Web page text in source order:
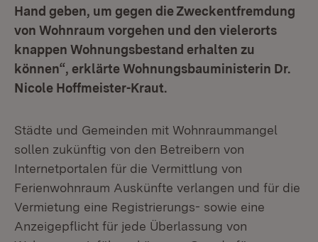
Hand geben, um gegen die Zweckentfremdung
von Wohnraum vorgehen und den vielerorts
knappen Wohnungsbestand erhalten zu
können“, erklärte Wohnungsbauministerin Dr.
Nicole Hoffmeister-Kraut.
Städte und Gemeinden mit Wohnraummangel
sollen zukünftig von den Betreibern von
Internetportalen für die Vermittlung von
Ferienwohnraum Auskünfte verlangen und für die
Vermietung eine Registrierungs- sowie eine
Anzeigepflicht für jede Überlassung von